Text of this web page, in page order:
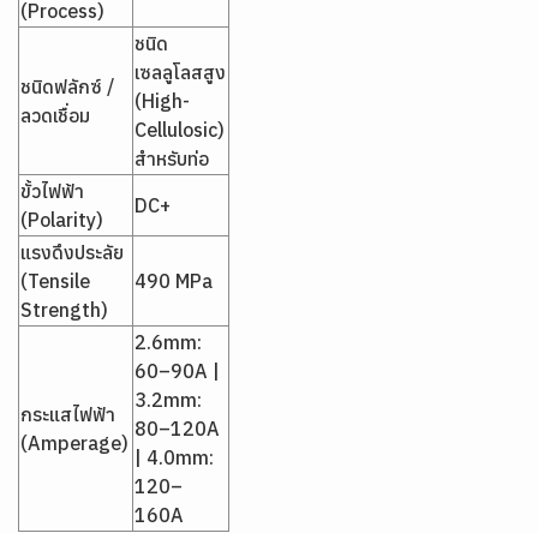
(Process)
ชนิดฟลักซ์ /
ลวดเชื่อม
ชนิด
เซลลูโลสสูง
(High-
Cellulosic)
สำหรับท่อ
ขั้วไฟฟ้า
(Polarity)
DC+
แรงดึงประลัย
(Tensile
Strength)
490 MPa
กระแสไฟฟ้า
(Amperage)
2.6mm:
60–90A |
3.2mm:
80–120A
| 4.0mm:
120–
160A